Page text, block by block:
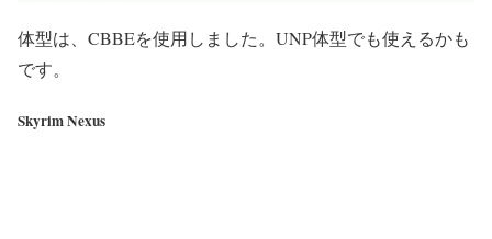
体型は、CBBEを使用しました。UNP体型でも使えるかも
です。
Skyrim Nexus